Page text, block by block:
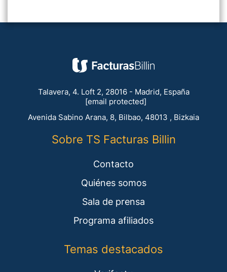
Talavera, 4. Loft 2, 28016 - Madrid, España
[email protected]
Avenida Sabino Arana, 8, Bilbao, 48013 , Bizkaia
Sobre TS Facturas Billin
Contacto
Quiénes somos
Sala de prensa
Programa afiliados
Temas destacados